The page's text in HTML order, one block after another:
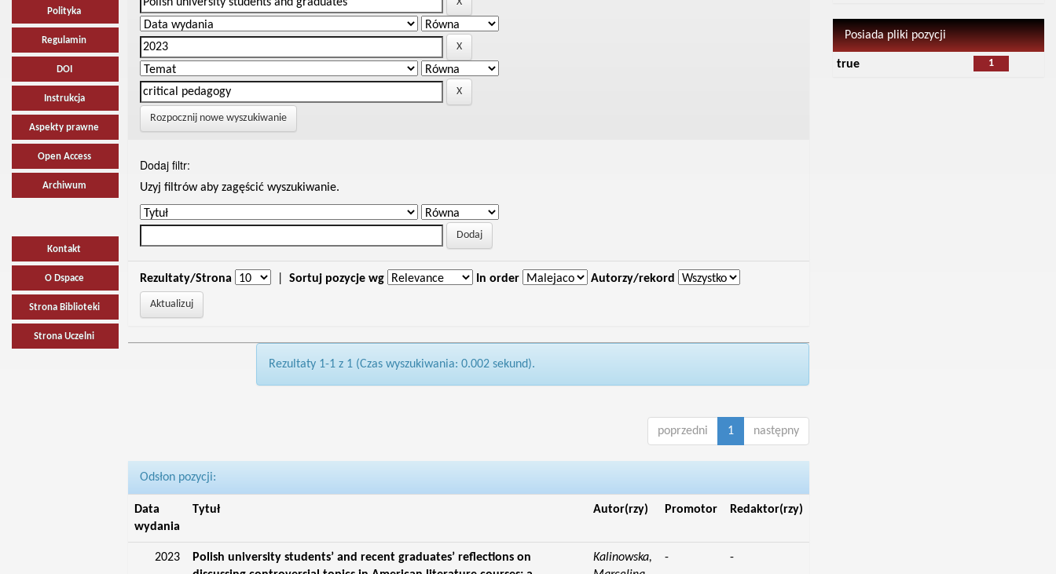
Polityka
Regulamin
DOI
Instrukcja
Aspekty prawne
Open Access
Archiwum
Kontakt
O Dspace
Strona Biblioteki
Strona Uczelni
Rozpocznij nowe wyszukiwanie
Dodaj filtr:
Uzyj filtrów aby zagęścić wyszukiwanie.
Rezultaty/Strona Sortuj pozycje wg In order Autorzy/rekord
Rezultaty 1-1 z 1 (Czas wyszukiwania: 0.002 sekund).
poprzedni 1 następny
Odsłon pozycji:
Data
wydania
Tytuł Autor(rzy) Promotor Redaktor(rzy)
2023
Polish university students’ and recent graduates’ reflections on
Kalinowska,
- -
Posiada pliki pozycji
1
true